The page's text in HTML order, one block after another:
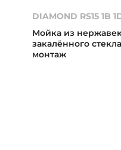
DIAMOND RS15 1B
Мойка из
закалённого
монтаж